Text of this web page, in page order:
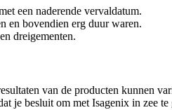
een naderende vervaldatum.
en bovendien erg duur waren.
dreigementen.
van de producten kunnen
je besluit om met Isagenix in zee te